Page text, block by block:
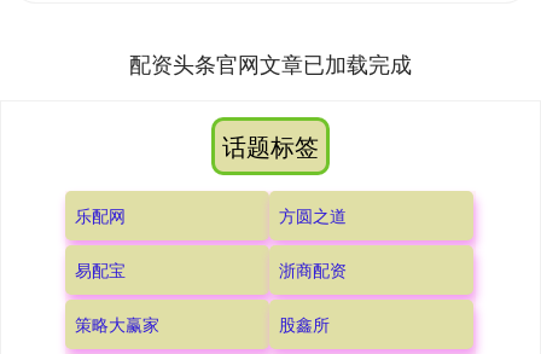
配资头条官网文章已加载完成
话题标签
乐配网 方圆之道
易配宝 浙商配资
策略大赢家 股鑫所